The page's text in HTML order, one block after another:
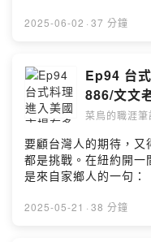
廳，也能從他的故事中
@eighteightsix @wenwenbk 🔔 我開啟
助功能，請我一杯咖啡
https://
4b0c-b37e-2c8706d60fa8 🎧 想聽更多類似
Ep94 不夠台還是太創
的真實挑戰 🎯上IG看職場生存筆記｜美國求職技巧｜美國
留學申請的懶人包:
題、匿名發問/建議，可
https://forms.gle/
2025-06-02 · 37 分鐘
Ep94 台
886/文文
菜鳥的職涯筆
要顧台灣人的期待，
都是挑戰。在紐約開
是來自家鄉人的一句
與消費者口味之間取得
2025-05-21 · 38 分鐘